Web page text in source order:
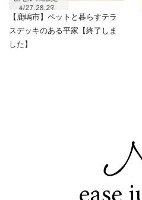
【鹿嶋市】ペットと暮らすテラ
スデッキのある平家【終了しま
した】